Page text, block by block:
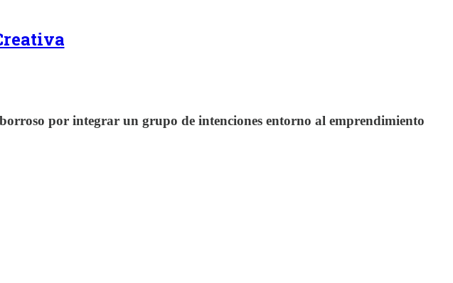
por integrar un grupo de intenciones entorno al emprendimiento